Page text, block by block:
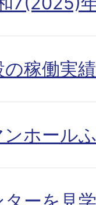
稼働実績
ホール
ターを見